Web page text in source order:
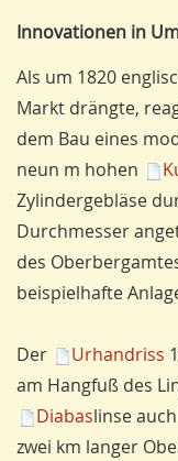
Innovationen in
Als um 1820
Markt drängte,
dem Bau eines
neun m hohen
Zylindergebläse
Durchmesser
des
beispielhafte
Der Urhandriss
am Hangfuß des
Diabaslinse
zwei km langer